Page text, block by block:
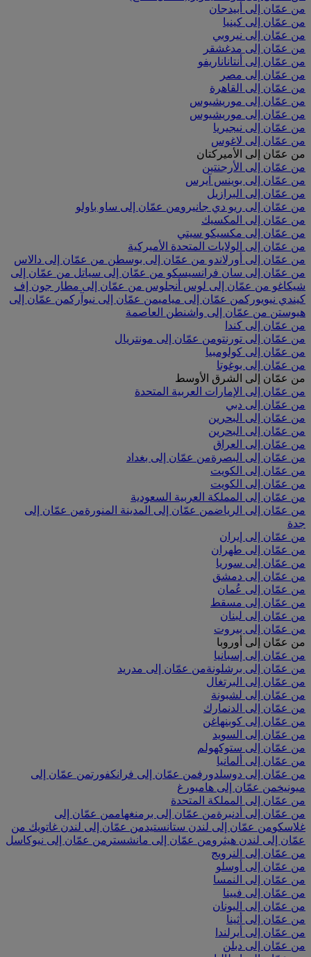
من عمّان إلى أبيدجان
من عمّان إلى كينيا
من عمّان إلى نيروبي
من عمّان إلى مدغشقر
من عمّان إلى أنتاناناريفو
من عمّان إلى مصر
من عمّان إلى القاهرة
من عمّان إلى موريشيوس
من عمّان إلى موريشيوس
من عمّان إلى نيجيريا
من عمّان إلى لاغوس
من عمّان إلى الأميركتان
من عمّان إلى الأرجنتين
من عمّان إلى بوينس آيرس
من عمّان إلى البرازيل
من عمّان إلى ريو دي جانيرومن عمّان إلى ساو باولو
من عمّان إلى المكسيك
من عمّان إلى مكسيكو سيتي
من عمّان إلى الولايات المتحدة الأميركية
من عمّان إلى أورلاندو من عمّان إلى بوسطن من عمّان إلى دالاس
من عمّان إلى سان فرانسيسكو من عمّان إلى سياتل من عمّان إلى
شيكاغو من عمّان إلى لوس أنجلوس من عمّان إلى مطار جون إف
كيندي نيويوركمن عمّان إلى مياميمن عمّان إلى نيوآركمن عمّان إلى
هيوستن من عمّان إلى واشنطن العاصمة
من عمّان إلى كندا
من عمّان إلى تورنتومن عمّان إلى مونتريال
من عمّان إلى كولومبيا
من عمّان إلى بوغوتا
من عمّان إلى الشرق الأوسط
من عمّان إلى الإمارات العربية المتحدة
من عمّان إلى دبي
من عمّان إلى البحرين
من عمّان إلى البحرين
من عمّان إلى العراق
من عمّان إلى البصرةمن عمّان إلى بغداد
من عمّان إلى الكويت
من عمّان إلى الكويت
من عمّان إلى المملكة العربية السعودية
من عمّان إلى الرياضمن عمّان إلى المدينة المنورةمن عمّان إلى
جدة
من عمّان إلى إيران
من عمّان إلى طهران
من عمّان إلى سوريا
من عمّان إلى دمشق
من عمّان إلى عُمان
من عمّان إلى مسقط
من عمّان إلى لبنان
من عمّان إلى بيروت
من عمّان إلى أوروبا
من عمّان إلى إسبانيا
من عمّان إلى برشلونةمن عمّان إلى مدريد
من عمّان إلى البرتغال
من عمّان إلى لشبونة
من عمّان إلى الدنمارك
من عمّان إلى كوبنهاغن
من عمّان إلى السويد
من عمّان إلى ستوكهولم
من عمّان إلى ألمانيا
من عمّان إلى دوسلدورفمن عمّان إلى فرانكفورتمن عمّان إلى
ميونيخمن عمّان إلى هامبورغ
من عمّان إلى المملكة المتحدة
من عمّان إلى أدنبرةمن عمّان إلى برمنغهاممن عمّان إلى
غلاسكومن عمّان إلى لندن ستانستيدمن عمّان إلى لندن غاتويك من
عمّان إلى لندن هيثرومن عمّان إلى مانشستر من عمّان إلى نيوكاسل
من عمّان إلى النرويج
من عمّان إلى أوسلو
من عمّان إلى النمسا
من عمّان إلى فيينا
من عمّان إلى اليونان
من عمّان إلى أثينا
من عمّان إلى أيرلندا
من عمّان إلى دبلن